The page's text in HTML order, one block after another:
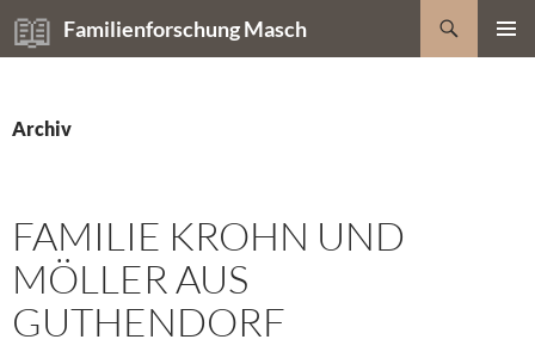
Zum
Inhalt
Familienforschung Masch
Suchen
Archiv
FAMILIE KROHN UND
MÖLLER AUS
GUTHENDORF